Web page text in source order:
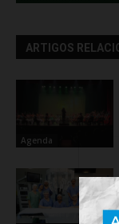
ARTIGOS
Agenda